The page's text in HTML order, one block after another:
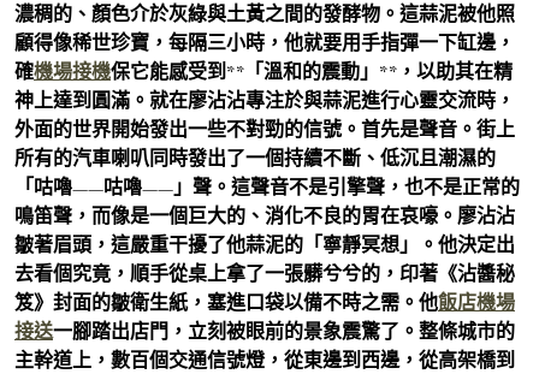
濃稠的、顏色介於灰綠與土黃之間的發酵物。這蒜泥被他照
顧得像稀世珍寶，每隔三小時，他就要用手指彈一下缸邊，
確機場接機保它能感受到**「溫和的震動」**，以助其在精
神上達到圓滿。就在廖沾沾專注於與蒜泥進行心靈交流時，
外面的世界開始發出一些不對勁的信號。首先是聲音。街上
所有的汽車喇叭同時發出了一個持續不斷、低沉且潮濕的
「咕嚕——咕嚕——」聲。這聲音不是引擎聲，也不是正常的
鳴笛聲，而像是一個巨大的、消化不良的胃在哀嚎。廖沾沾
皺著眉頭，這嚴重干擾了他蒜泥的「寧靜冥想」。他決定出
去看個究竟，順手從桌上拿了一張髒兮兮的，印著《沾醬秘
笈》封面的皺衛生紙，塞進口袋以備不時之需。他飯店機場
接送一腳踏出店門，立刻被眼前的景象震驚了。整條城市的
主幹道上，數百個交通信號燈，從東邊到西邊，從高架橋到